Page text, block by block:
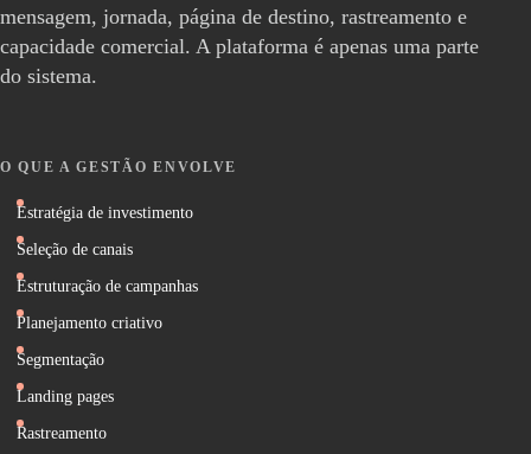
mensagem, jornada, página de destino, rastreamento e
capacidade comercial. A plataforma é apenas uma parte
do sistema.
O QUE A GESTÃO ENVOLVE
Estratégia de investimento
Seleção de canais
Estruturação de campanhas
Planejamento criativo
Segmentação
Landing pages
Rastreamento